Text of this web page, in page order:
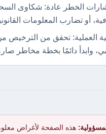
الخطر عادة: شكاوى
أو تضارب المعلومات
العملية: تحقق من الترخيص
وابدأ دائمًا بخطة مخاطر
هذه الصفحة لأغراض